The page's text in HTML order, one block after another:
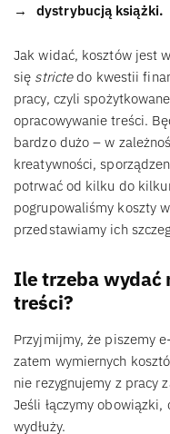
dystrybucją książki.
Jak widać, kosztów jest
się strictedo kwestii
pracy, czyli
opracowywanie treści.
bardzo dużo – w
kreatywności,
potrwać od kilku do
pogrupowaliśmy koszty
przedstawiamy ich
Ile trzeba wydać
treści?
Przyjmijmy, że piszemy
zatem wymiernych
nie rezygnujemy z pracy
Jeśli łączymy
wydłuży.